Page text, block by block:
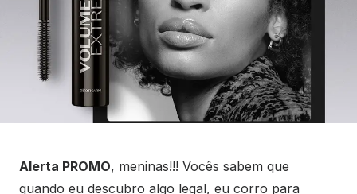
Alerta PROMO, meninas!!! Vocês sabem que
quando eu descubro algo legal, eu corro para